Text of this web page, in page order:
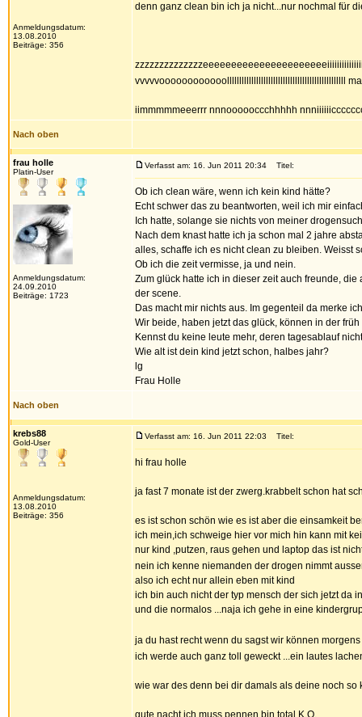
Anmeldungsdatum:
13.08.2010
Beiträge: 356
denn ganz clean bin ich ja nicht...nur nochmal für
vvvvvoooooooooooolllllllllllllllllllllllllllllllllllllllllllllllll
iimmmmmeeerrr nnnoooooccchhhhh
Nach oben
frau holle
Platin-User
Anmeldungsdatum:
24.09.2010
Beiträge: 1723
Verfasst am: 16. Jun 2011 20:34 Titel:
Ob ich clean wäre, wenn ich kein kind hätte?
Echt schwer das zu beantworten, weil ich mir
Ich hatte, solange sie nichts von meiner
Nach dem knast hatte ich ja schon mal 2 jahre
alles, schaffe ich es nicht clean zu bleiben. Weisst
Ob ich die zeit vermisse, ja und nein.
Zum glück hatte ich in dieser zeit auch freunde,
der scene.
Das macht mir nichts aus. Im gegenteil da merke
Wir beide, haben jetzt das glück, können in der
Kennst du keine leute mehr, deren tagesablauf
Wie alt ist dein kind jetzt schon, halbes jahr?
lg
Frau Holle
Nach oben
krebs88
Gold-User
Anmeldungsdatum:
13.08.2010
Beiträge: 356
Verfasst am: 16. Jun 2011 22:03 Titel:
hi frau holle
ja fast 7 monate ist der zwerg.krabbelt schon hat
es ist schon schön wie es ist aber die einsamkeit
ich mein,ich schweige hier vor mich hin kann mit
nur kind ,putzen, raus gehen und laptop das ist
nein ich kenne niemanden der drogen nimmt
also ich echt nur allein eben mit kind
ich bin auch nicht der typ mensch der sich jetzt da
und die normalos ...naja ich gehe in eine
ja du hast recht wenn du sagst wir können
ich werde auch ganz toll geweckt ...ein lautes
wie war des denn bei dir damals als deine noch
gute nacht ich muss pennen bin total K.O.